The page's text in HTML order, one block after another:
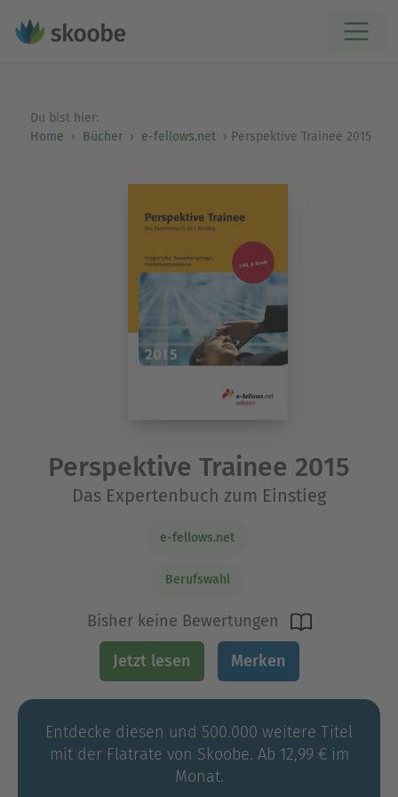
Du bist hier:
Home
Bücher e-fellows.net Perspektive Trainee 2015
Perspektive Trainee 2015
Das Expertenbuch zum Einstieg
e-fellows.net
Berufswahl
Bisher keine Bewertungen
Jetzt lesen Merken
Entdecke diesen und 500.000 weitere Titel
mit der Flatrate von Skoobe. Ab 12,99 € im
Monat.